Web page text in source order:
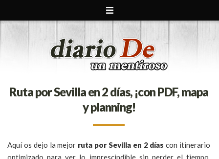
Ruta por Sevilla en 2 días, ¡con PDF, mapa
y planning!
Aquí os dejo la mejor ruta por Sevilla en 2 días con itinerario
optimizado para ver lo imprescindible sin perder el tiempo,